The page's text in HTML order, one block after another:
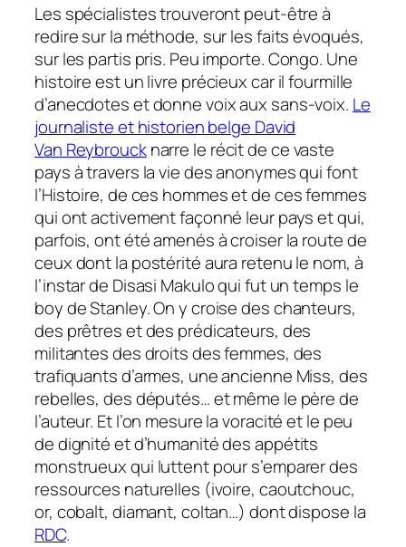
Les spécialistes trouveront peut-être à
redire sur la méthode, sur les faits évoqués,
sur les partis pris. Peu importe.Congo. Une
histoireest un livre précieux car il fourmille
d’anecdotes et donne voix aux sans-voix. Le
journaliste et historien belge David
Van Reybroucknarre le récit de ce vaste
pays à travers la vie des anonymes qui font
l’Histoire, de ces hommes et de ces femmes
qui ont activement façonné leur pays et qui,
parfois, ont été amenés à croiser la route de
ceux dont la postérité aura retenu le nom, à
l’instar de Disasi Makulo qui fut un temps le
boy de Stanley. On y croise des chanteurs,
des prêtres et des prédicateurs, des
militantes des droits des femmes, des
trafiquants d’armes, une ancienne Miss, des
rebelles, des députés… et même le père de
l’auteur. Et l’on mesure la voracité et le peu
de dignité et d’humanité des appétits
monstrueux qui luttent pour s’emparer des
ressources naturelles (ivoire, caoutchouc,
or, cobalt, diamant, coltan…) dont dispose la
RDC.